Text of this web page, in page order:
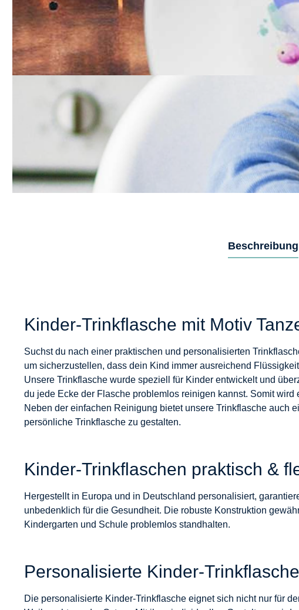
Beschreibung
Kinder-Trinkflasche mit Motiv
Suchst du nach einer praktischen und personalisierten
um sicherzustellen, dass dein Kind immer ausreichend
Unsere Trinkflasche wurde speziell für Kinder entwickelt und
du jede Ecke der Flasche problemlos reinigen kannst. Somit
Neben der einfachen Reinigung bietet unsere Trinkflasche auch
persönliche Trinkflasche zu gestalten.
Kinder-Trinkflaschen praktisch &
Hergestellt in Europa und in Deutschland personalisiert,
unbedenklich für die Gesundheit. Die robuste Konstruktion
Kindergarten und Schule problemlos standhalten.
Personalisierte Kinder-
Die personalisierte Kinder-Trinkflasche eignet sich nicht nur für